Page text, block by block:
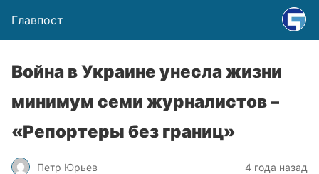
Главпост
Война в Украине унесла жизни
минимум семи журналистов –
«Репортеры без границ»
Петр Юрьев 4 года назад